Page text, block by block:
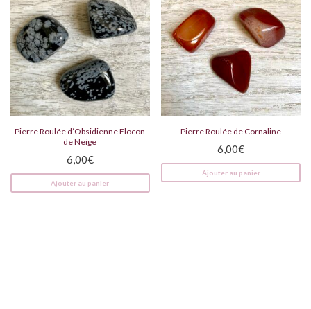
Pierre Roulée d’Obsidienne Flocon
de Neige
6,00€
Ajouter au panier
Pierre Roulée de Cornaline
6,00€
Ajouter au panier